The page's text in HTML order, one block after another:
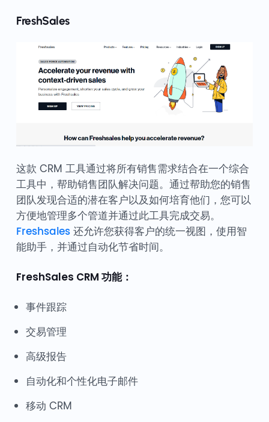
FreshSales
这款 CRM 工具通过将所有销售需求结合在一个综合
工具中，帮助销售团队解决问题。通过帮助您的销售
团队发现合适的潜在客户以及如何培育他们，您可以
方便地管理多个管道并通过此工具完成交易。
Freshsales还允许您获得客户的统一视图，使用智
能助手，并通过自动化节省时间。
FreshSales CRM 功能：
事件跟踪
交易管理
高级报告
自动化和个性化电子邮件
移动 CRM